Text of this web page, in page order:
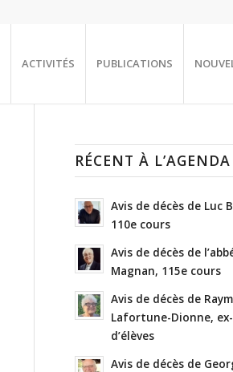
ACTIVITÉS PUBLICATIONS
RÉCENT À L’AGENDA
Avis de décès de Luc
110e cours
Avis de décès de
Magnan, 115e cours
Avis de décès de
Lafortune-Dionne,
d’élèves
Avis de décès de